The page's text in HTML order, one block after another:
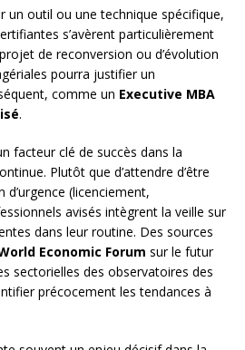
un outil ou une technique spécifique,
s’avèrent particulièrement
de reconversion ou d’évolution
pourra justifier un
comme un Executive MBA
.
facteur clé de succès dans la
Plutôt que d’attendre d’être
(licenciement,
avisés intègrent la veille sur
dans leur routine. Des sources
Economic Forum sur le futur
sectorielles des observatoires des
précocement les tendances à